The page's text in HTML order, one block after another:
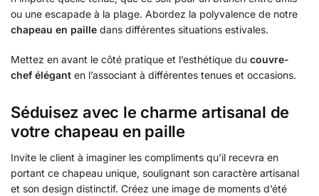
ou une escapade à la plage. Abordez la polyvalence de notre
chapeau en paille dans différentes situations estivales.
Mettez en avant le côté pratique et l’esthétique du couvre-
chef élégant en l’associant à différentes tenues et occasions.
Séduisez avec le charme artisanal de
votre chapeau en paille
Invite le client à imaginer les compliments qu’il recevra en
portant ce chapeau unique, soulignant son caractère artisanal
et son design distinctif. Créez une image de moments d’été